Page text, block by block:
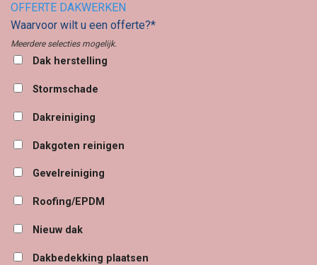
OFFERTE DAKWERKEN
Waarvoor wilt u een offerte?*
Meerdere selecties mogelijk.
Dak herstelling
Stormschade
Dakreiniging
Dakgoten reinigen
Gevelreiniging
Roofing/EPDM
Nieuw dak
Dakbedekking plaatsen